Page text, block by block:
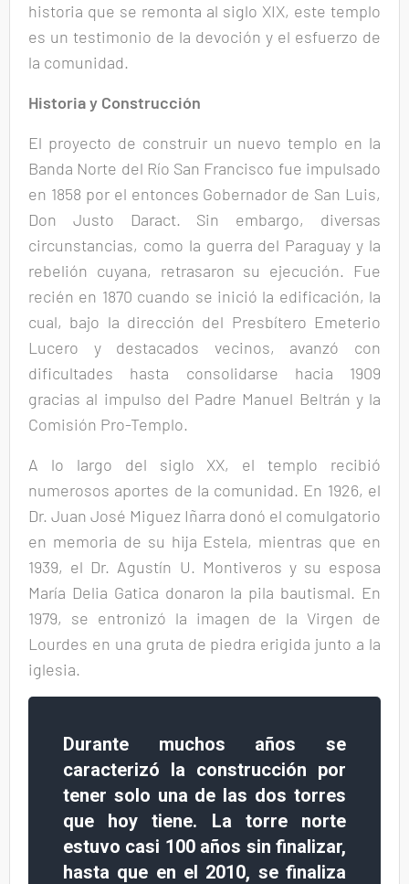
historia que se remonta al siglo XIX, este templo
es un testimonio de la devoción y el esfuerzo de
la comunidad.
Historia y Construcción
El proyecto de construir un nuevo templo en la
Banda Norte del Río San Francisco fue impulsado
en 1858 por el entonces Gobernador de San Luis,
Don Justo Daract. Sin embargo, diversas
circunstancias, como la guerra del Paraguay y la
rebelión cuyana, retrasaron su ejecución. Fue
recién en 1870 cuando se inició la edificación, la
cual, bajo la dirección del Presbítero Emeterio
Lucero y destacados vecinos, avanzó con
dificultades hasta consolidarse hacia 1909
gracias al impulso del Padre Manuel Beltrán y la
Comisión Pro-Templo.
A lo largo del siglo XX, el templo recibió
numerosos aportes de la comunidad. En 1926, el
Dr. Juan José Miguez Iñarra donó el comulgatorio
en memoria de su hija Estela, mientras que en
1939, el Dr. Agustín U. Montiveros y su esposa
María Delia Gatica donaron la pila bautismal. En
1979, se entronizó la imagen de la Virgen de
Lourdes en una gruta de piedra erigida junto a la
iglesia.
Durante muchos años se
caracterizó la construcción por
tener solo una de las dos torres
que hoy tiene. La torre norte
estuvo casi 100 años sin finalizar,
hasta que en el 2010, se finaliza